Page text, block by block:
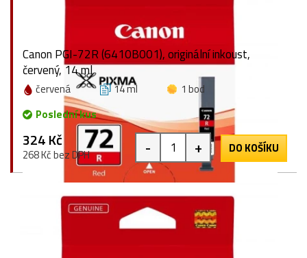
Canon PGI-72R (6410B001), originální inkoust,
červený, 14 ml
červená 14 ml
1 bod
Poslední kus
324 Kč
268 Kč bez DPH - + DO KOŠÍKU